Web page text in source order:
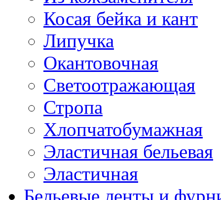
Косая бейка и кант
Липучка
Окантовочная
Светоотражающая
Стропа
Хлопчатобумажная
Эластичная бельевая
Эластичная
Бельевые ленты и